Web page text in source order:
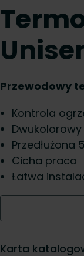
Przewodowy
Kontrola
Dwukolorowy
Cicha praca
Łatwa
Karta